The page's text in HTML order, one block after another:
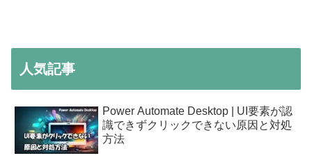
人気記事
Power Automate Desktop | UI要素が認
識できずクリックできない原因と対処
方法